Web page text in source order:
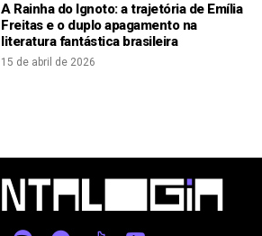
A Rainha do Ignoto: a trajetória de Emília
Freitas e o duplo apagamento na
literatura fantástica brasileira
15 de abril de 2026